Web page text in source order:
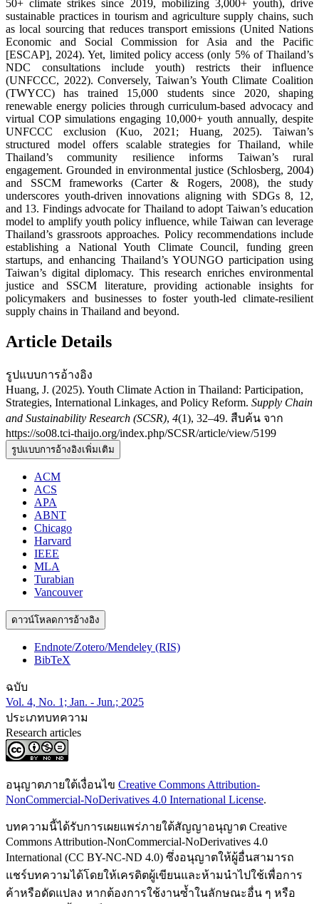
50+ climate strikes since 2019, mobilizing 3,000+ youth), drive
sustainable practices in tourism and agriculture supply chains, such
as local sourcing that reduces transport emissions (United Nations
Economic and Social Commission for Asia and the Pacific
[ESCAP], 2024). Yet, limited policy access (only 5% of Thailand’s
NDC consultations include youth) restricts their influence
(UNFCCC, 2022). Conversely, Taiwan’s Youth Climate Coalition
(TWYCC) has trained 15,000 students since 2020, shaping
renewable energy policies through curriculum-based advocacy and
virtual COP simulations engaging 10,000+ youth annually, despite
UNFCCC exclusion (Kuo, 2021; Huang, 2025). Taiwan’s
structured model offers scalable strategies for Thailand, while
Thailand’s community resilience informs Taiwan’s rural
engagement. Grounded in environmental justice (Schlosberg, 2004)
and SSCM frameworks (Carter & Rogers, 2008), the study
underscores youth-driven innovations aligning with SDGs 8, 12,
and 13. Findings advocate for Thailand to adopt Taiwan’s education
model to amplify youth policy influence, while Taiwan can leverage
Thailand’s grassroots approaches. Policy recommendations include
establishing a National Youth Climate Council, funding green
startups, and enhancing Thailand’s YOUNGO participation using
Taiwan’s digital diplomacy. This research enriches environmental
justice and SSCM literature, providing actionable insights for
policymakers and businesses to foster youth-led climate-resilient
supply chains in Thailand and beyond.
Article Details
รูปแบบการอ้างอิง
Huang, J. (2025). Youth Climate Action in Thailand: Participation,
Strategies, International Linkages, and Policy Reform. Supply Chain
and Sustainability Research (SCSR), 4(1), 32–49. สืบค้น จาก
https://so08.tci-thaijo.org/index.php/SCSR/article/view/5199
รูปแบบการอ้างอิงเพิ่มเติม
ACM
ACS
APA
ABNT
Chicago
Harvard
IEEE
MLA
Turabian
Vancouver
ดาวน์โหลดการอ้างอิง
Endnote/Zotero/Mendeley (RIS)
BibTeX
ฉบับ
Vol. 4, No. 1; Jan. - Jun.; 2025
ประเภทบทความ
Research articles
อนุญาตภายใต้เงื่อนไข Creative Commons Attribution-
NonCommercial-NoDerivatives 4.0 International License.
บทความนี้ได้รับการเผยแพร่ภายใต้สัญญาอนุญาต Creative
Commons Attribution-NonCommercial-NoDerivatives 4.0
International (CC BY-NC-ND 4.0) ซึ่งอนุญาตให้ผู้อื่นสามารถ
แชร์บทความได้โดยให้เครดิตผู้เขียนและห้ามนำไปใช้เพื่อการ
ค้าหรือดัดแปลง หากต้องการใช้งานซ้ำในลักษณะอื่น ๆ หรือ